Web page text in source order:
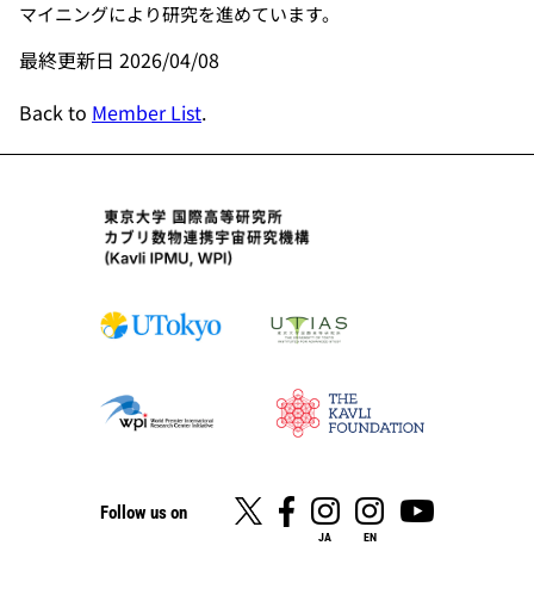
マイニングにより研究を進めています。
最終更新日 2026/04/08
Back to Member List.
Follow us on
JA EN